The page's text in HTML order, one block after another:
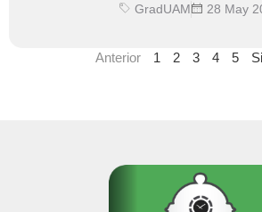
GradUAM 28 May
Anterior 1 2 3 4 5